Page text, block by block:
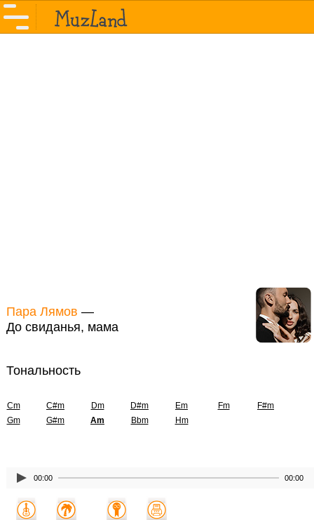
Пара Лямов —
До свиданья, мама
Тональность
Cm C#m Dm D#m Em Fm
F#m
Gm
G#m Am Bbm Hm
00:00 00:00